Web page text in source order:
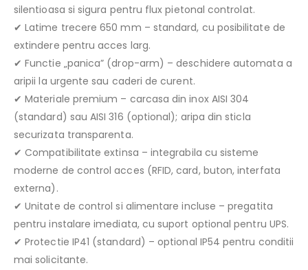
silentioasa si sigura pentru flux pietonal controlat.
✔ Latime trecere 650 mm – standard, cu posibilitate de
extindere pentru acces larg.
✔ Functie „panica” (drop-arm) – deschidere automata a
aripii la urgente sau caderi de curent.
✔ Materiale premium – carcasa din inox AISI 304
(standard) sau AISI 316 (optional); aripa din sticla
securizata transparenta.
✔ Compatibilitate extinsa – integrabila cu sisteme
moderne de control acces (RFID, card, buton, interfata
externa).
✔ Unitate de control si alimentare incluse – pregatita
pentru instalare imediata, cu suport optional pentru UPS.
✔ Protectie IP41 (standard) – optional IP54 pentru conditii
mai solicitante.